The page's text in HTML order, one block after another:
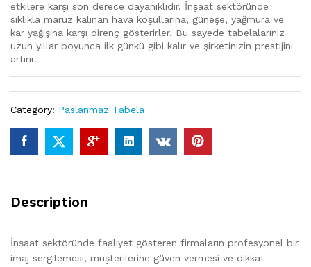
etkilere karşı son derece dayanıklıdır. İnşaat sektöründe
sıklıkla maruz kalınan hava koşullarına, güneşe, yağmura ve
kar yağışına karşı direnç gösterirler. Bu sayede tabelalarınız
uzun yıllar boyunca ilk günkü gibi kalır ve şirketinizin prestijini
artırır.
Category: Paslanmaz Tabela
Description
İnşaat sektöründe faaliyet gösteren firmaların profesyonel bir
imaj sergilemesi, müşterilerine güven vermesi ve dikkat